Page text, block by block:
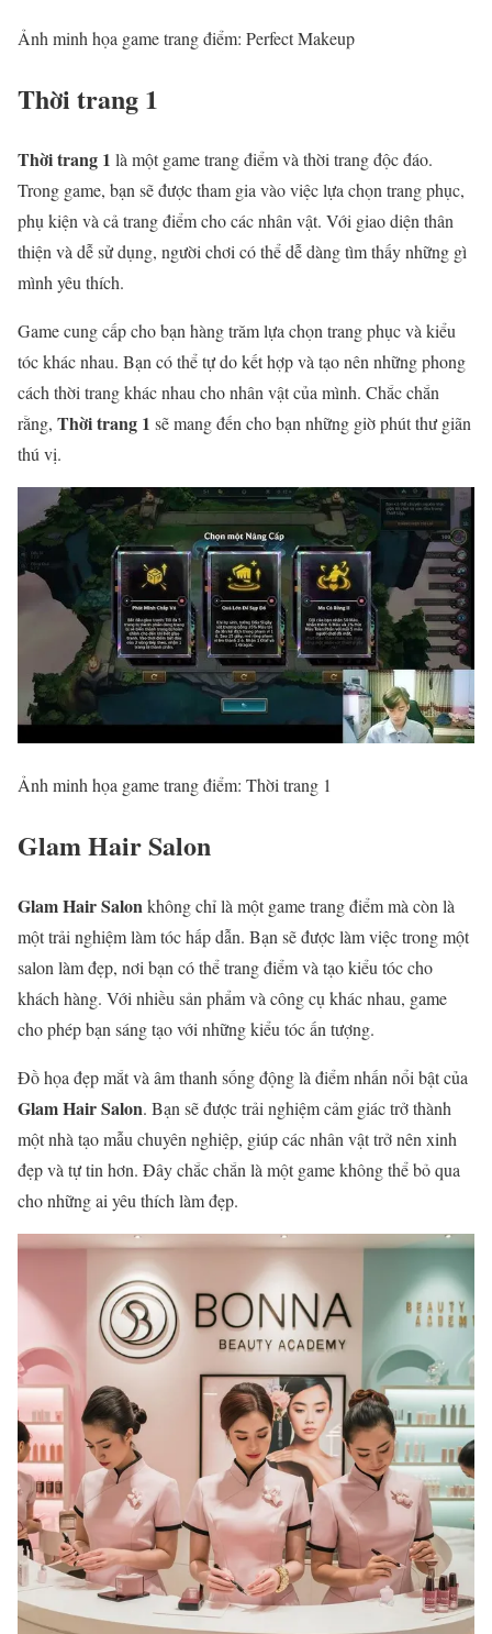
Ảnh minh họa game trang điểm: Perfect Makeup
Thời trang 1
Thời trang 1 là một game trang điểm và thời trang độc đáo.
Trong game, bạn sẽ được tham gia vào việc lựa chọn trang phục,
phụ kiện và cả trang điểm cho các nhân vật. Với giao diện thân
thiện và dễ sử dụng, người chơi có thể dễ dàng tìm thấy những gì
mình yêu thích.
Game cung cấp cho bạn hàng trăm lựa chọn trang phục và kiểu
tóc khác nhau. Bạn có thể tự do kết hợp và tạo nên những phong
cách thời trang khác nhau cho nhân vật của mình. Chắc chắn
rằng, Thời trang 1 sẽ mang đến cho bạn những giờ phút thư giãn
thú vị.
Ảnh minh họa game trang điểm: Thời trang 1
Glam Hair Salon
Glam Hair Salonkhông chỉ là một game trang điểm mà còn là
một trải nghiệm làm tóc hấp dẫn. Bạn sẽ được làm việc trong một
salon làm đẹp, nơi bạn có thể trang điểm và tạo kiểu tóc cho
khách hàng. Với nhiều sản phẩm và công cụ khác nhau, game
cho phép bạn sáng tạo với những kiểu tóc ấn tượng.
Đồ họa đẹp mắt và âm thanh sống động là điểm nhấn nổi bật của
Glam Hair Salon. Bạn sẽ được trải nghiệm cảm giác trở thành
một nhà tạo mẫu chuyên nghiệp, giúp các nhân vật trở nên xinh
đẹp và tự tin hơn. Đây chắc chắn là một game không thể bỏ qua
cho những ai yêu thích làm đẹp.